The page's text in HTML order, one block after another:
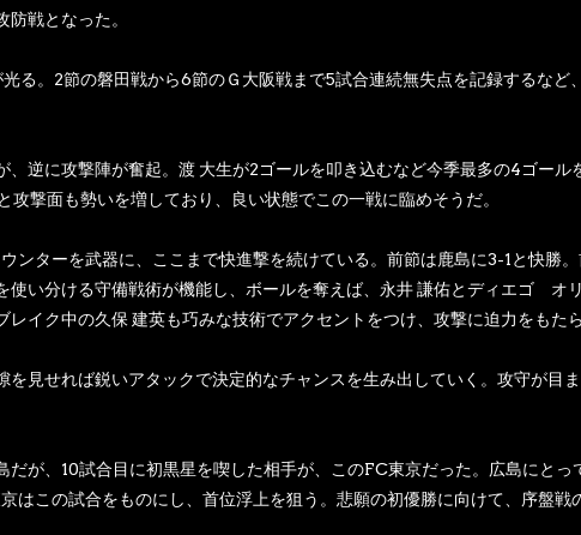
戦となった。
る。2節の磐田戦から6節のＧ大阪戦まで5試合連続無失点を記録するなど
、逆に攻撃陣が奮起。渡 大生が2ゴールを叩き込むなど今季最多の4ゴー
撃面も勢いを増しており、良い状態でこの一戦に臨めそうだ。
ンターを武器に、ここまで快進撃を続けている。前節は鹿島に3-1と快勝
使い分ける守備戦術が機能し、ボールを奪えば、永井 謙佑とディエゴ オ
レイク中の久保 建英も巧みな技術でアクセントをつけ、攻撃に迫力をもた
を見せれば鋭いアタックで決定的なチャンスを生み出していく。攻守が目
だが、10試合目に初黒星を喫した相手が、このFC東京だった。広島にと
はこの試合をものにし、首位浮上を狙う。悲願の初優勝に向けて、序盤戦